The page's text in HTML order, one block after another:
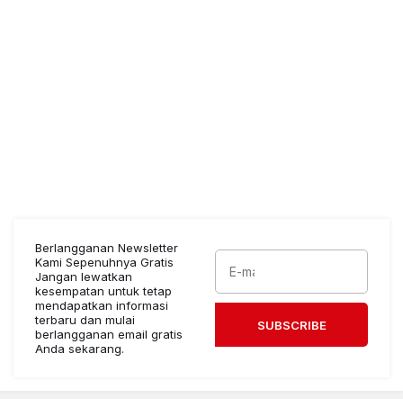
Berlangganan Newsletter
Kami Sepenuhnya Gratis
Jangan lewatkan
kesempatan untuk tetap
mendapatkan informasi
terbaru dan mulai
berlangganan email gratis
Anda sekarang.
SUBSCRIBE